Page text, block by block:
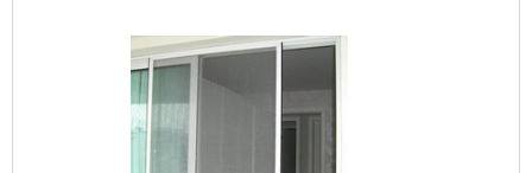
material A aplicação da entretela deve ser feita
com cuidado, porém po....